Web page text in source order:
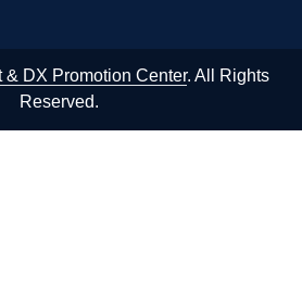
& DX Promotion Center. All Rights
Reserved.